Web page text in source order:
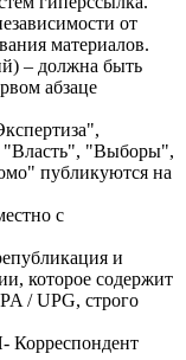
от
материалов.
– должна быть
абзаце
"Власть", "Выборы",
публикуются на
с
и
которое содержит
/ UPG, строго
Корреспондент